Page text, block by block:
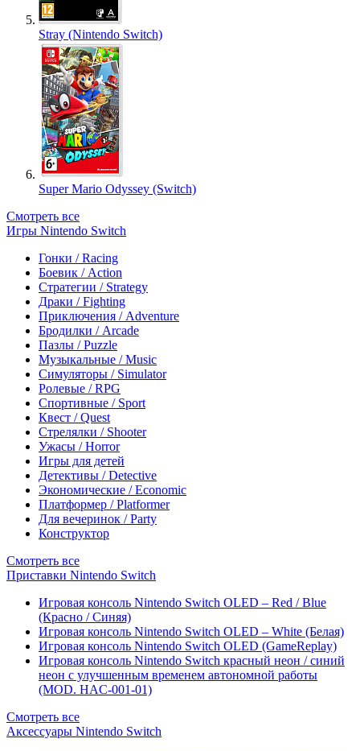
Stray (Nintendo Switch)
Super Mario Odyssey (Switch)
Смотреть все
Игры Nintendo Switch
Гонки / Racing
Боевик / Action
Стратегии / Strategy
Драки / Fighting
Приключения / Adventure
Бродилки / Arcade
Пазлы / Puzzle
Музыкальные / Music
Симуляторы / Simulator
Ролевые / RPG
Спортивные / Sport
Квест / Quest
Стрелялки / Shooter
Ужасы / Horror
Игры для детей
Детективы / Detective
Экономические / Economic
Платформер / Platformer
Для вечеринок / Party
Конструктор
Смотреть все
Приставки Nintendo Switch
Игровая консоль Nintendo Switch OLED – Red / Blue
(Красно / Синяя)
Игровая консоль Nintendo Switch OLED – White (Белая)
Игровая консоль Nintendo Switch OLED (GameReplay)
Игровая консоль Nintendo Switch красный неон / синий
неон с улучшенным временем автономной работы
(MOD. HAC-001-01)
Смотреть все
Аксессуары Nintendo Switch